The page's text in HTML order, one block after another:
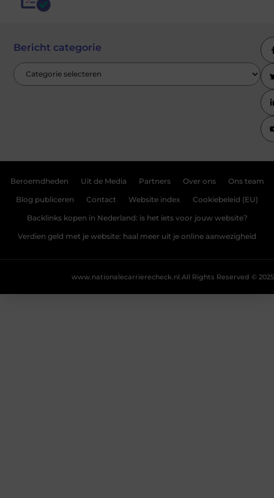
Bericht categorie
Beroemdheden Uit de Media Partners Over ons Ons team
Blog publiceren Contact Website index Cookiebeleid (EU)
Backlinks kopen in Nederland: is het iets voor jouw website?
Verdien geld met je website: haal meer uit je online aanwezigheid
All Rights Reserved © 2025
www.nationalecarrierecheck.nl.